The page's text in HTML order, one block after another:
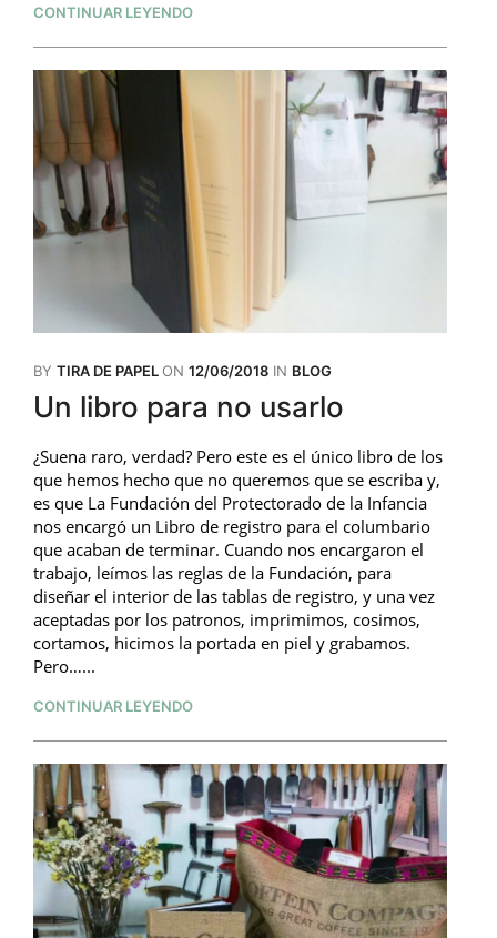
CONTINUAR LEYENDO
BY TIRA DE PAPELON 12/06/2018 IN BLOG
Un libro para no usarlo
¿Suena raro, verdad? Pero este es el único libro de los
que hemos hecho que no queremos que se escriba y,
es que La Fundación del Protectorado de la Infancia
nos encargó un Libro de registro para el columbario
que acaban de terminar. Cuando nos encargaron el
trabajo, leímos las reglas de la Fundación, para
diseñar el interior de las tablas de registro, y una vez
aceptadas por los patronos, imprimimos, cosimos,
cortamos, hicimos la portada en piel y grabamos.
Pero…...
CONTINUAR LEYENDO